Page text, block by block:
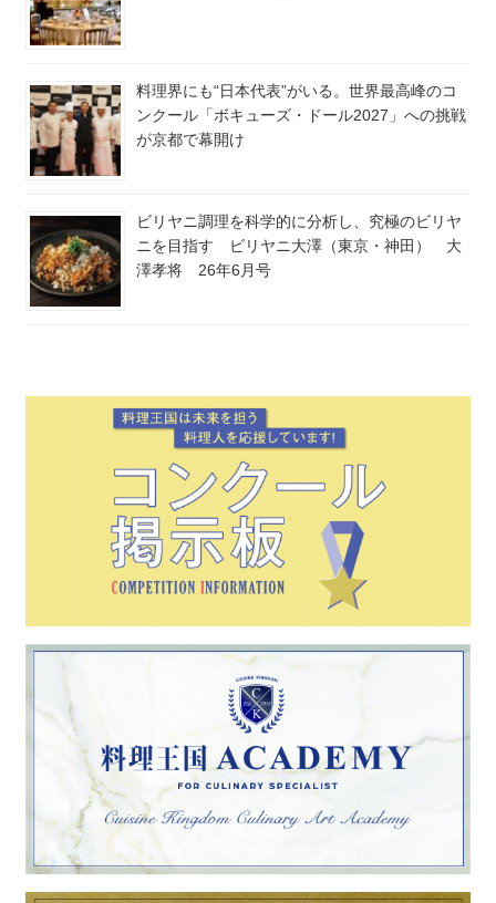
料理界にも“日本代表”がいる。世界最高峰のコ
ンクール「ボキューズ・ドール2027」への挑戦
が京都で幕開け
ビリヤニ調理を科学的に分析し、究極のビリヤ
ニを目指す ビリヤニ大澤（東京・神田） 大
澤孝将 26年6月号